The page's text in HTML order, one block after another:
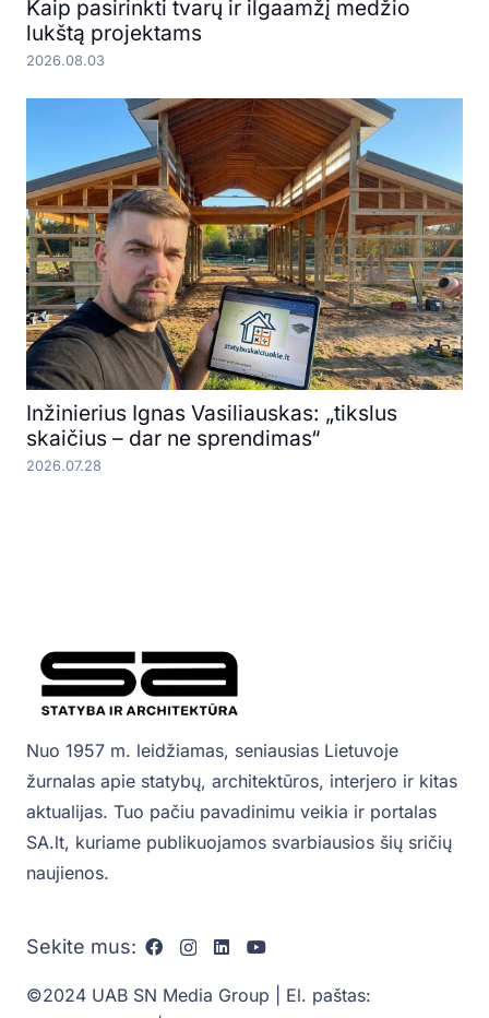
Kaip pasirinkti tvarų ir ilgaamžį medžio
lukštą projektams
2026.08.03
Inžinierius Ignas Vasiliauskas: „tikslus
skaičius – dar ne sprendimas“
2026.07.28
Nuo 1957 m. leidžiamas, seniausias Lietuvoje
žurnalas apie statybų, architektūros, interjero ir kitas
aktualijas. Tuo pačiu pavadinimu veikia ir portalas
SA.lt, kuriame publikuojamos svarbiausios šių sričių
naujienos.
Sekite mus:
©2024 UAB SN Media Group | El. paštas: